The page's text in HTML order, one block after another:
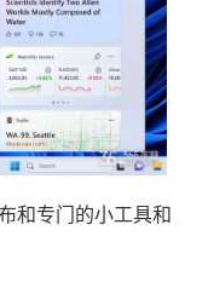
和专门的小工具和